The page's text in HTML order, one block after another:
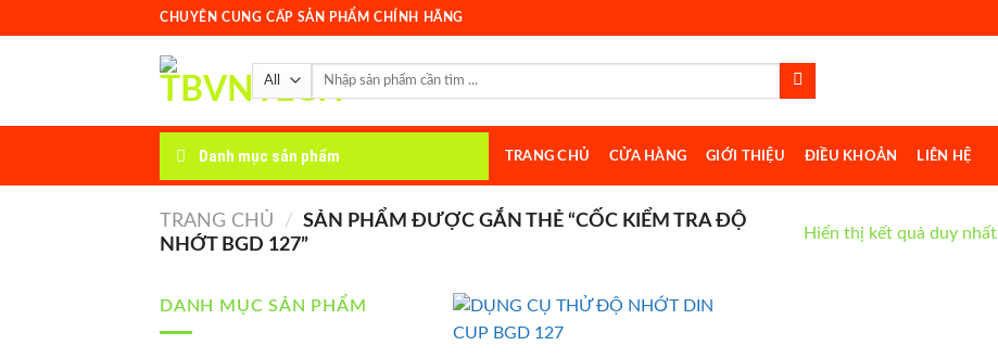
to
CHUYÊN CUNG CẤP SẢN PHẨM CHÍNH HÃNG
Tìm
Danh mục sản phẩm TRANG CHỦ CỬA HÀNG GIỚI THIỆU ĐIỀU KHOẢN LIÊN HỆ
TRANG CHỦ / SẢN PHẨM ĐƯỢC GẮN THẺ “CỐC KIỂM TRA ĐỘ
NHỚT BGD 127”
Hiển thị kết quả duy nhất
DANH MỤC SẢN PHẨM